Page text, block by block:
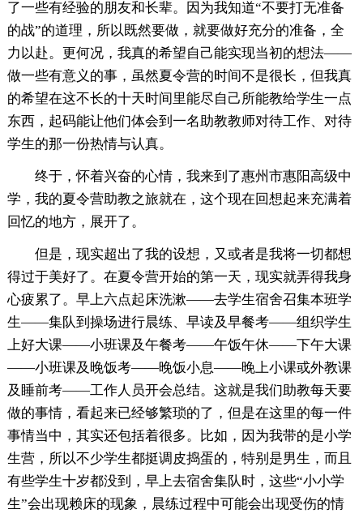
了一些有经验的朋友和长辈。因为我知道“不要打无准备
的战”的道理，所以既然要做，就要做好充分的准备，全
力以赴。更何况，我真的希望自己能实现当初的想法——
做一些有意义的事，虽然夏令营的时间不是很长，但我真
的希望在这不长的十天时间里能尽自己所能教给学生一点
东西，起码能让他们体会到一名助教教师对待工作、对待
学生的那一份热情与认真。
终于，怀着兴奋的心情，我来到了惠州市惠阳高级中
学，我的夏令营助教之旅就在，这个现在回想起来充满着
回忆的地方，展开了。
但是，现实超出了我的设想，又或者是我将一切都想
得过于美好了。在夏令营开始的第一天，现实就弄得我身
心疲累了。早上六点起床洗漱——去学生宿舍召集本班学
生——集队到操场进行晨练、早读及早餐考——组织学生
上好大课——小班课及午餐考——午饭午休——下午大课
——小班课及晚饭考——晚饭小息——晚上小课或外教课
及睡前考——工作人员开会总结。这就是我们助教每天要
做的事情，看起来已经够繁琐的了，但是在这里的每一件
事情当中，其实还包括着很多。比如，因为我带的是小学
生营，所以不少学生都挺调皮捣蛋的，特别是男生，而且
有些学生十岁都没到，早上去宿舍集队时，这些“小小学
生”会出现赖床的现象，晨练过程中可能会出现受伤的情